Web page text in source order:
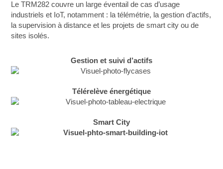
Le TRM282 couvre un large éventail de cas d’usage
industriels et IoT, notamment : la télémétrie, la gestion d’actifs,
la supervision à distance et les projets de smart city ou de
sites isolés.
Gestion et suivi d’actifs
Télérelève énergétique
Smart City